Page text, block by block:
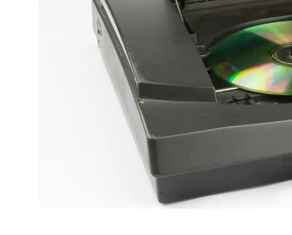
AirTag 新版到底香不香
苹果三星偷偷在用的“
Apple Watch 表盘还能
追觅清洁电器全球累计